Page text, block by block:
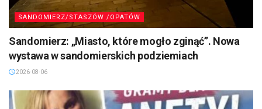
SANDOMIERZ/STASZÓW /OPATÓW
Sandomierz: „Miasto, które mogło zginąć”. Nowa
wystawa w sandomierskich podziemiach
2026-08-06